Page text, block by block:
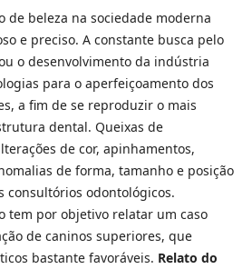
de beleza na sociedade moderna
e preciso. A constante busca pelo
o desenvolvimento da indústria
para o aperfeiçoamento dos
a fim de se reproduzir o mais
dental. Queixas de
de cor, apinhamentos,
de forma, tamanho e posição
consultórios odontológicos.
tem por objetivo relatar um caso
de caninos superiores, que
bastante favoráveis. Relato do